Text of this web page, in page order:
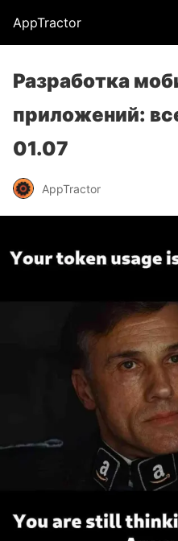
AppTractor
Разработка
приложений:
01.07
AppTractor